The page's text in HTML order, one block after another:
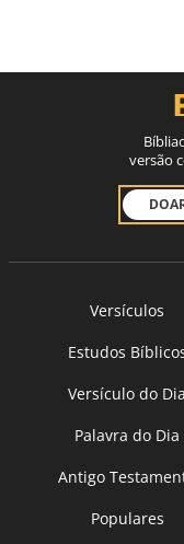
versão
Versículos
Estudos
Versículo do Dia
Palavra do Dia
Antigo
Populares